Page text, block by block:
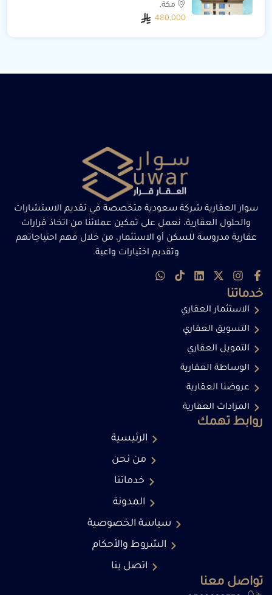
مكة,
480,000
سوار العقارية شركة سعودية متخصصة في تقديم الاستشارات
والحلول العقارية، نعمل على تمكين عملائنا من اتخاذ قرارات
عقارية مدروسة للسكن أو الاستثمار، من خلال فهم احتياجاتهم
وتقديم اختيارات واعية.
روابط تهمك
الرئيسية
من نحن
خدماتنا
المدونة
سياسة الخصوصية
الشروط والأحكام
اتصل بنا
خدماتنا
الاستثمار العقاري
التسويق العقاري
التمويل العقاري
الوساطة العقارية
عروضنا العقارية
المزادات العقارية
تواصل معنا